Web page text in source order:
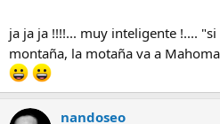
Saludos
ja ja ja !!!!... muy inteligente !....
montaña, la motaña va a
nandoseo